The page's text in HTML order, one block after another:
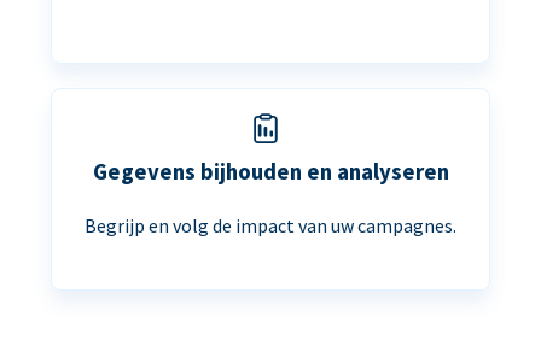
Gegevens bijhouden en analyseren
Begrijp en volg de impact van uw campagnes.